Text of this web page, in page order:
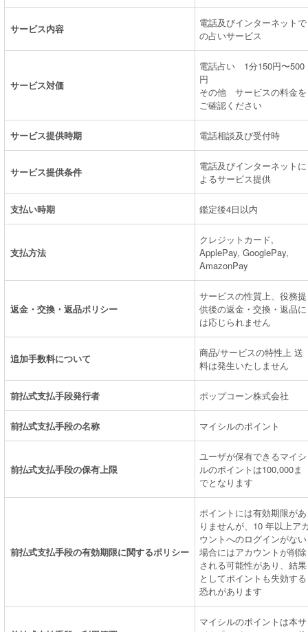
サービス内容
電話及びインターネットで
の占いサービス
サービス対価
電話占い 1分150円〜500
円
その他 サービスの料金を
ご確認ください
サービス提供時期 電話相談及び受付時
サービス提供条件
電話及びインターネットに
よるサービス提供
支払い時期 鑑定後4日以内
支払方法
クレジットカード,
ApplePay, GooglePay,
AmazonPay
返金・交換・返品ポリシー
サービスの性質上、役務提
供後の返金・交換・返品に
は応じられません
追加手数料について
商品/サービスの特性上 送
料は発生いたしません
前払式支払手段発行者 ポップコーン株式会社
前払式支払手段の名称 マイシルのポイント
前払式支払手段の保有上限
ユーザが保有できるマイシ
ルのポイントは100,000ま
でとなります
前払式支払手段の有効期限に関するポリシー
ポイントには有効期限があ
りませんが、10 年以上ア
ウントへのログインがない
場合にはアカウントが削除
される可能性があり、結果
としてポイントも失効する
恐れがあります
マイシルのポイントは本サ